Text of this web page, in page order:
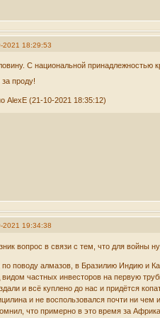
2021 18:29:53
С национальной принадлежностью
проду!
AlexE (21-10-2021 18:35:12)
2021 19:34:38
вопрос в связи с тем, что для войны
по поводу алмазов, в Бразилию Индию и
частных инвесторов на первую
и всё куплено до нас и придётся
и не воспользовался почти ни чем
что примерно в это время за